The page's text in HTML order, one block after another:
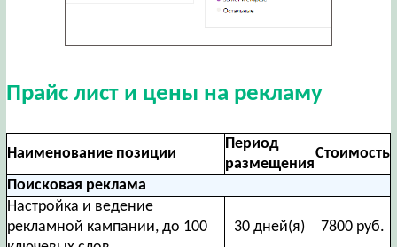
Прайс лист и цены на рекламу
Наименование позиции
Период
размещения
Стоимость
Поисковая реклама
Настройка и ведение
рекламной кампании, до 100
30 дней(я) 7800 руб.